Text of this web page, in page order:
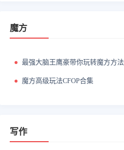
魔方
最强大脑王鹰豪带你玩转魔方方法
魔方高级玩法CFOP合集
写作